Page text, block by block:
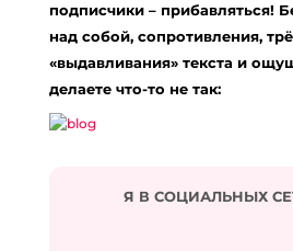
подписчики – прибавляться!
над собой, сопротивления,
«выдавливания» текста и
делаете что-то не так:
Я В СОЦИАЛЬНЫХ